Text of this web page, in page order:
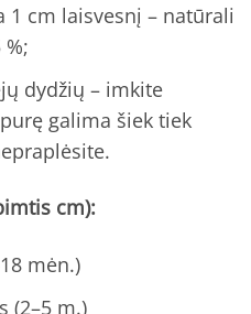
cm laisvesnį – natūrali
dydžių – imkite
galima šiek tiek
cm):
mėn.)
(2–5 m.)